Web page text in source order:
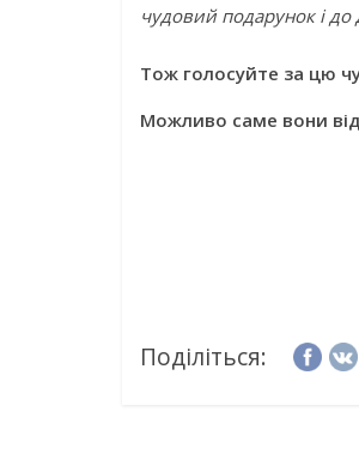
чудовий подарунок і до
Тож голосуйте за цю
Можливо саме вони
Поділіться: